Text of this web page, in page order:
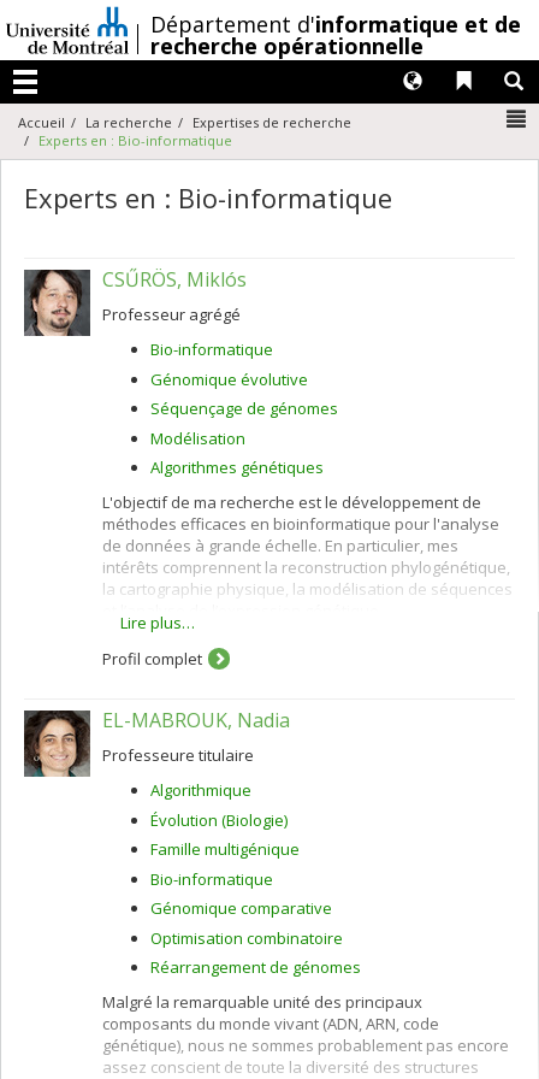
au
contenu
/Département d'informatique et de
recherche opérationnelle
Menu
Liens
Langues
Accueil La recherche
Expertises de recherche
Experts en : Bio-informatique
Experts en : Bio-informatique
CSŰRÖS, Miklós
Professeur agrégé
Bio-informatique
Génomique évolutive
Séquençage de génomes
Modélisation
Algorithmes génétiques
L'objectif de ma recherche est le développement de
méthodes efficaces en bioinformatique pour l'analyse
de données à grande échelle. En particulier, mes
intérêts comprennent la reconstruction phylogénétique,
la cartographie physique, la modélisation de séquences
Lire plus…
Profil complet
EL-MABROUK, Nadia
Professeure titulaire
Algorithmique
Évolution (Biologie)
Famille multigénique
Bio-informatique
Génomique comparative
Optimisation combinatoire
Réarrangement de génomes
Malgré la remarquable unité des principaux
composants du monde vivant (ADN, ARN, code
génétique), nous ne sommes probablement pas encore
assez conscient de toute la diversité des structures